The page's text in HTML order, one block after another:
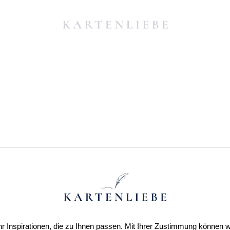
Inspirationen, die zu Ihnen passen. Mit Ihrer Zustimmung können